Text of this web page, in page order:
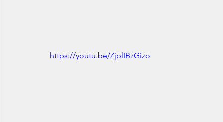
https://youtu.be/ZjplIBzGizo